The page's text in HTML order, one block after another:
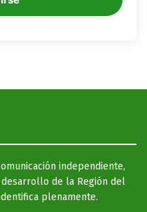
independiente,
de la Región del
plenamente.